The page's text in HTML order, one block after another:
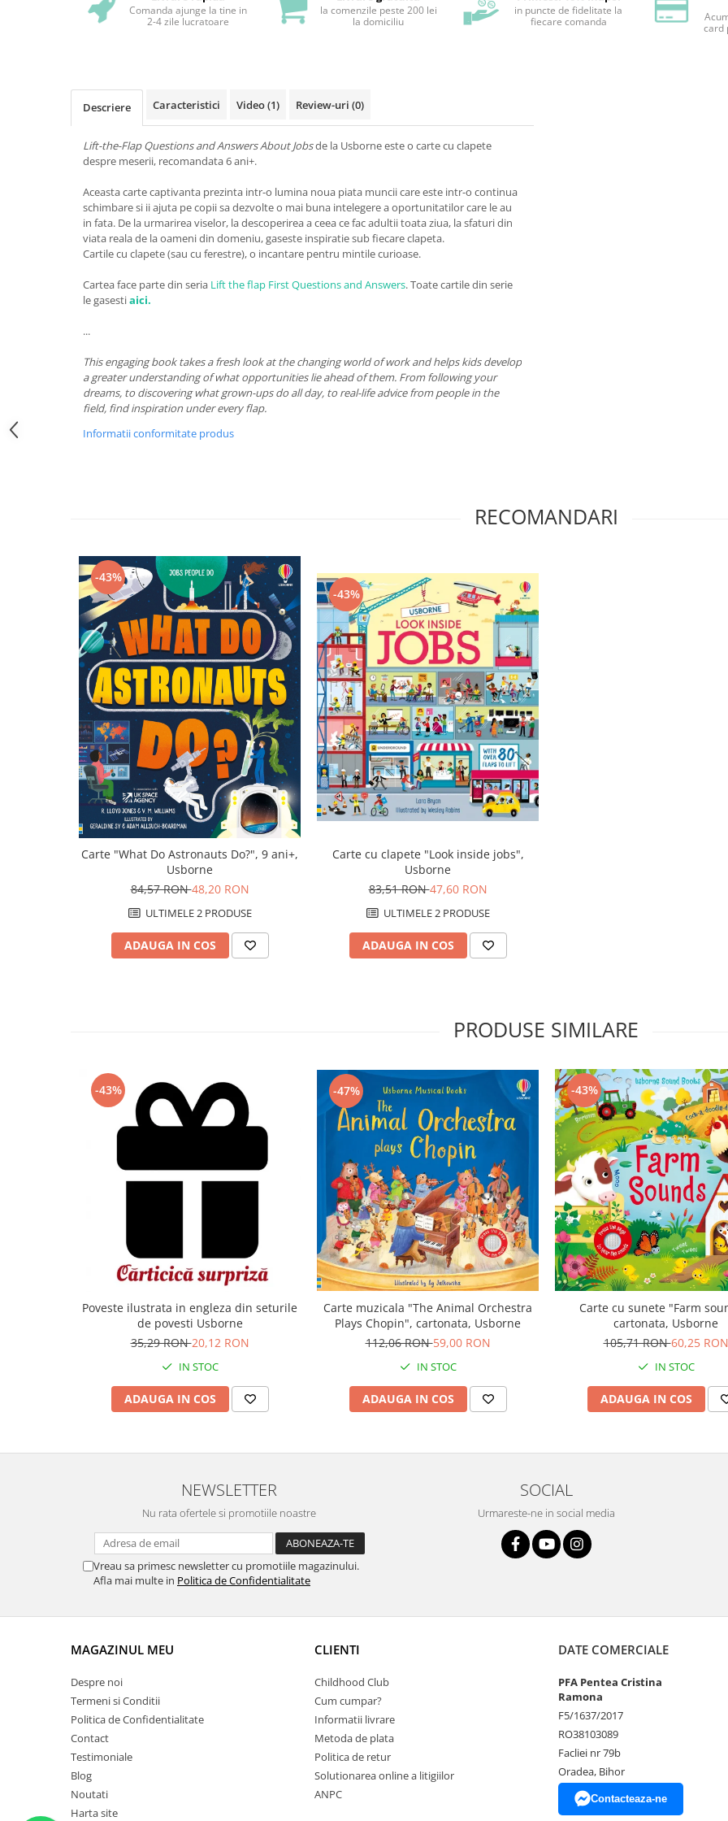
Comanda ajunge la tine in
2-4 zile lucratoare
la comenzile peste 200 lei
la domiciliu
in puncte de fidelitate la
fiecare comanda
card
Descriere Caracteristici Video(1) Review-uri (0)
Lift-the-Flap Questions and Answers About Jobsde la Usborne este o carte cu clapete
despre meserii, recomandata 6 ani+.
Aceasta carte captivanta prezinta intr-o lumina noua piata muncii care este intr-o continua
schimbare si ii ajuta pe copii sa dezvolte o mai buna intelegere a oportunitatilor care le au
in fata. De la urmarirea viselor, la descoperirea a ceea ce fac adultii toata ziua, la sfaturi din
viata reala de la oameni din domeniu, gaseste inspiratie sub fiecare clapeta.
Cartile cu clapete (sau cu ferestre), o incantare pentru mintile curioase.
Cartea face parte din seria Lift the flap First Questions and Answers. Toate cartile din serie
le gasestiaici.
...
This engaging book takes a fresh look at the changing world of work and helps kids develop
a greater understanding of what opportunities lie ahead of them. From following your
dreams, to discovering what grown-ups do all day, to real-life advice from people in the
field, find inspiration under every flap.
Informatii conformitate produs
RECOMANDARI
-43%
Carte "What Do Astronauts Do?", 9 ani+,
Usborne
84,57 RON48,20 RON
ULTIMELE 2 PRODUSE
ADAUGA IN COS
-43%
Carte cu clapete "Look inside jobs",
Usborne
83,51 RON47,60 RON
ULTIMELE 2 PRODUSE
ADAUGA IN COS
PRODUSE SIMILARE
-43%
Poveste ilustrata in engleza din seturile
de povesti Usborne
35,29 RON20,12 RON
IN STOC
ADAUGA IN COS
-47%
Carte muzicala "The Animal Orchestra
Plays Chopin", cartonata, Usborne
112,06 RON59,00 RON
IN STOC
ADAUGA IN COS
-43%
Carte cu sunete "Farm
cartonata, Usborne
105,71 RON60,25 RON
IN STOC
ADAUGA IN COS
NEWSLETTER
Nu rata ofertele si promotiile noastre
Vreau sa primesc newsletter cu promotiile magazinului.
Afla mai multe in Politica de Confidentialitate
SOCIAL
Urmareste-ne in social media
MAGAZINUL MEU
Despre noi
Termeni si Conditii
Politica de Confidentialitate
Contact
Testimoniale
Blog
Noutati
Harta site
CLIENTI
Childhood Club
Cum cumpar?
Informatii livrare
Metoda de plata
Politica de retur
Solutionarea online a litigiilor
ANPC
DATE COMERCIALE
PFA Pentea Cristina
Ramona
F5/1637/2017
RO38103089
Facliei nr 79b
Oradea, Bihor
Contacteaza-ne